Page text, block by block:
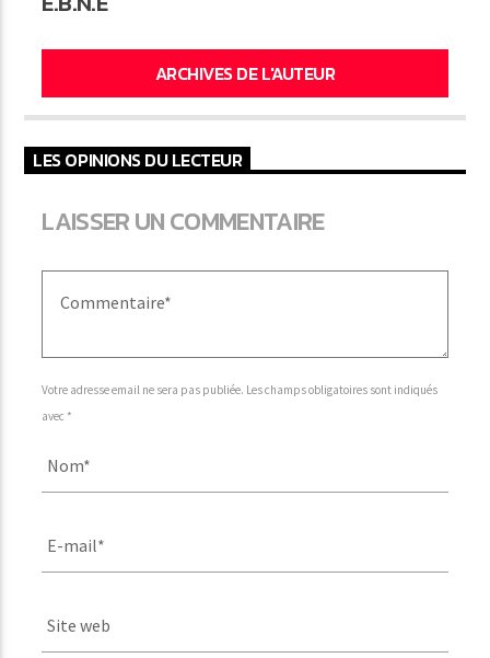
ARCHIVES DE L'AUTEUR
LES OPINIONS DU LECTEUR
LAISSER UN COMMENTAIRE
Votre adresse email ne sera pas publiée. Les champs obligatoires sont indiqués
avec *